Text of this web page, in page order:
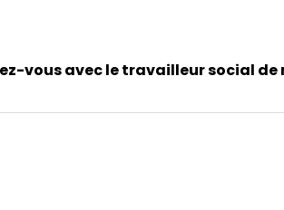
vous avec le travailleur social de